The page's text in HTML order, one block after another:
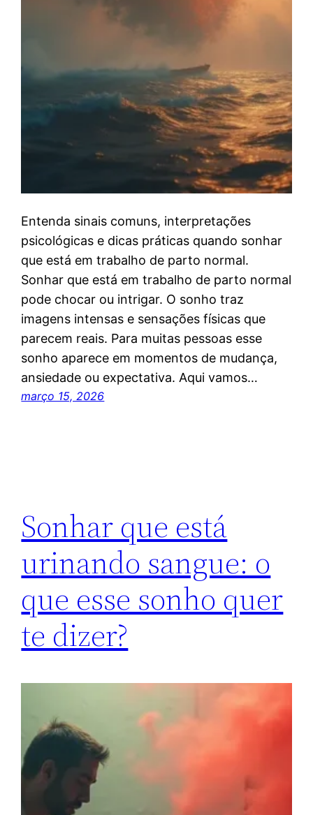
Entenda sinais comuns, interpretações
psicológicas e dicas práticas quando sonhar
que está em trabalho de parto normal.
Sonhar que está em trabalho de parto normal
pode chocar ou intrigar. O sonho traz
imagens intensas e sensações físicas que
parecem reais. Para muitas pessoas esse
sonho aparece em momentos de mudança,
ansiedade ou expectativa. Aqui vamos…
março 15, 2026
Sonhar que está
urinando sangue: o
que esse sonho quer
te dizer?